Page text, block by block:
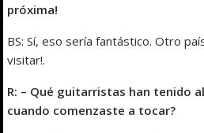
próxima!
BS: Sí, eso sería fantástico. Otro
visitar!.
R: – Qué guitarristas han tenido
cuando comenzaste a tocar?